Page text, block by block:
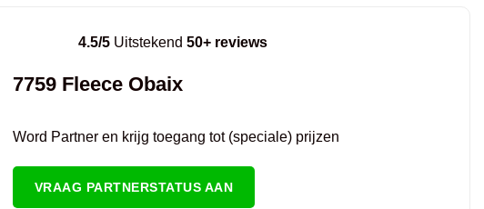
4.5/5 Uitstekend 50+ reviews
7759 Fleece Obaix
Word Partner en krijg toegang tot (speciale) prijzen
VRAAG PARTNERSTATUS AAN